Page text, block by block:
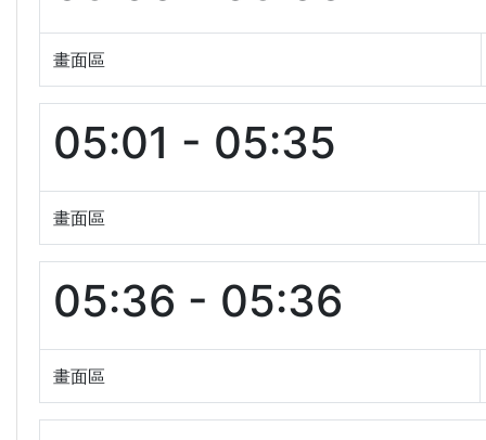
畫面區
05:01 - 05:35
畫面區
05:36 - 05:36
畫面區